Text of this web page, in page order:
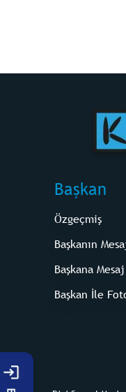
Başkan
Özgeçmiş
Başkanın
Başkana Mesaj
Başkan İle